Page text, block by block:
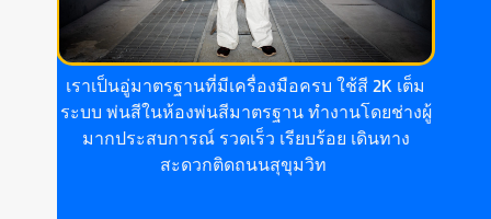
เราเป็นอู่มาตรฐานที่มีเครื่องมือครบ ใช้สี 2K เต็ม
ระบบ พ่นสีในห้องพ่นสีมาตรฐาน ทำงานโดยช่างผู้
มากประสบการณ์ รวดเร็ว เรียบร้อย เดินทาง
สะดวกติดถนนสุขุมวิท